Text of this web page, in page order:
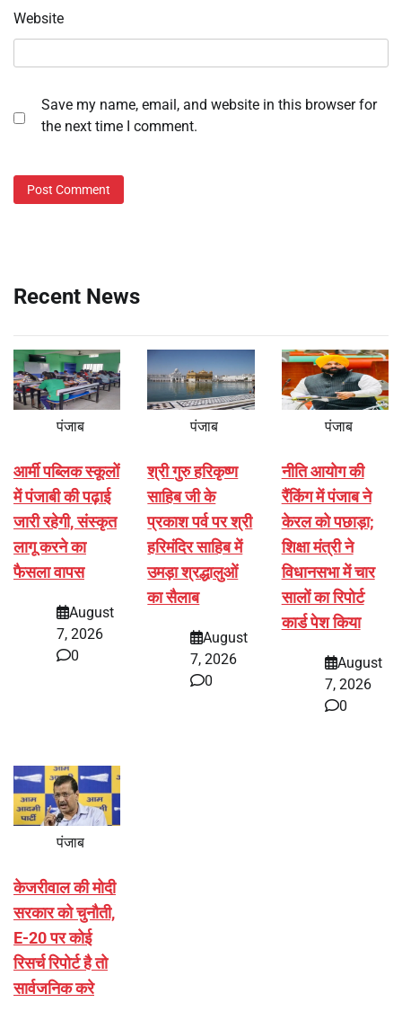
Website
Save my name, email, and website in this browser for
the next time I comment.
Recent News
पंजाब
आर्मी पब्लिक स्कूलों
में पंजाबी की पढ़ाई
जारी रहेगी, संस्कृत
लागू करने का
फैसला वापस
August
7, 2026
0
पंजाब
श्री गुरु हरिकृष्ण
साहिब जी के
प्रकाश पर्व पर श्री
हरिमंदिर साहिब में
उमड़ा श्रद्धालुओं
का सैलाब
August
7, 2026
0
पंजाब
नीति आयोग की
रैंकिंग में पंजाब ने
केरल को पछाड़ा;
शिक्षा मंत्री ने
विधानसभा में चार
सालों का रिपोर्ट
कार्ड पेश किया
August
7, 2026
0
पंजाब
केजरीवाल की मोदी
सरकार को चुनौती,
E-20 पर कोई
रिसर्च रिपोर्ट है तो
सार्वजनिक करे